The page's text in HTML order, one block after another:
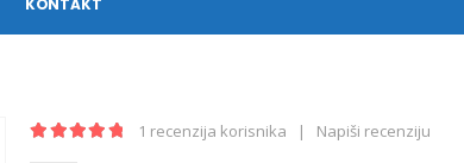
KONTAKT
1 recenzija korisnika | Napiši recenziju